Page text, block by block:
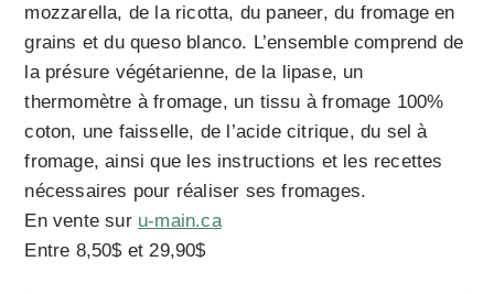
mozzarella, de la ricotta, du paneer, du fromage en
grains et du queso blanco. L’ensemble comprend de
la présure végétarienne, de la lipase, un
thermomètre à fromage, un tissu à fromage 100%
coton, une faisselle, de l’acide citrique, du sel à
fromage, ainsi que les instructions et les recettes
nécessaires pour réaliser ses fromages.
En vente sur u-main.ca
Entre 8,50$ et 29,90$